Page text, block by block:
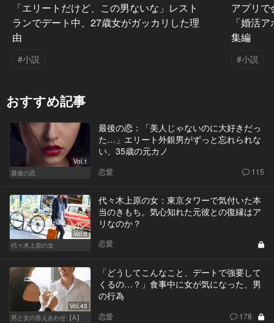
「エリートだけど、この男ないな」レスト
ランでデート中、27歳女がガッカリした理
由
#小説
アプリ
「婚活
集編
#小説
おすすめ記事
Vol.1
最後の恋
最後の恋：「美人じゃないのに大好きだっ
た…」エリート外銀男がずっと忘れられな
い、35歳の元カノ
恋愛 115
Vol.6
代々木上原の女
代々木上原の女：東京タワーで気付いた本
当のきもち。気心知れた元彼との復縁はア
リなのか？
恋愛
Vol.45
男と女の答えあわせ【A】
「どうしてこんなこと、デートで強要して
くるの…？」食事中に女が気になった、男
の行為
恋愛 178